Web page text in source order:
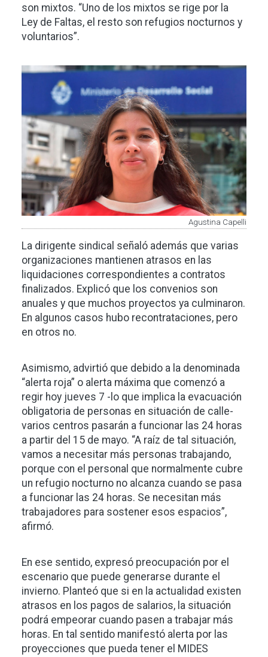
son mixtos. “Uno de los mixtos se rige por la
Ley de Faltas, el resto son refugios nocturnos y
voluntarios”.
Imagen
Agustina Capelli
La dirigente sindical señaló además que varias
organizaciones mantienen atrasos en las
liquidaciones correspondientes a contratos
finalizados. Explicó que los convenios son
anuales y que muchos proyectos ya culminaron.
En algunos casos hubo recontrataciones, pero
en otros no.
Asimismo, advirtió que debido a la denominada
“alerta roja” o alerta máxima que comenzó a
regir hoy jueves 7 -lo que implica la evacuación
obligatoria de personas en situación de calle-
varios centros pasarán a funcionar las 24 horas
a partir del 15 de mayo. “A raíz de tal situación,
vamos a necesitar más personas trabajando,
porque con el personal que normalmente cubre
un refugio nocturno no alcanza cuando se pasa
a funcionar las 24 horas. Se necesitan más
trabajadores para sostener esos espacios”,
afirmó.
En ese sentido, expresó preocupación por el
escenario que puede generarse durante el
invierno. Planteó que si en la actualidad existen
atrasos en los pagos de salarios, la situación
podrá empeorar cuando pasen a trabajar más
horas. En tal sentido manifestó alerta por las
proyecciones que pueda tener el MIDES